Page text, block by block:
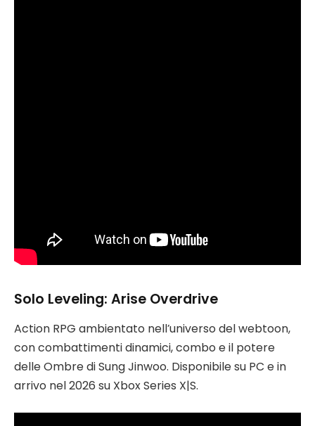
Solo Leveling: Arise Overdrive
Action RPG ambientato nell’universo del webtoon,
con combattimenti dinamici, combo e il potere
delle Ombre di Sung Jinwoo. Disponibile su PC e in
arrivo nel 2026 su Xbox Series X|S.